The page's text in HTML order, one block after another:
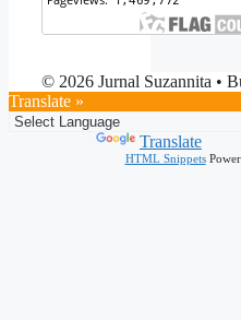
© 2026 Jurnal Suzannita •
Translate »
Translate
HTML Snippets